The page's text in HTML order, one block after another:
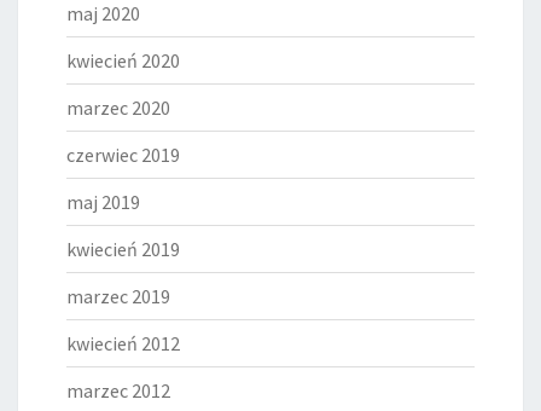
maj 2020
kwiecień 2020
marzec 2020
czerwiec 2019
maj 2019
kwiecień 2019
marzec 2019
kwiecień 2012
marzec 2012